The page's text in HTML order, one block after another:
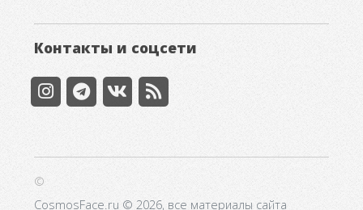
Контакты и соцсети
©
CosmosFace.ru © 2026, все материалы сайта